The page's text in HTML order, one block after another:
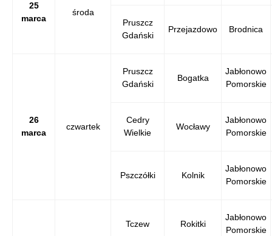
25
marca
środa
Pruszcz
Gdański
Przejazdowo Brodnica
26
marca
czwartek
Pruszcz
Gdański
Bogatka
Jabłonowo
Pomorskie
Cedry
Wielkie
Wocławy
Jabłonowo
Pomorskie
Pszczółki Kolnik
Jabłonowo
Pomorskie
Tczew Rokitki
Jabłonowo
Pomorskie